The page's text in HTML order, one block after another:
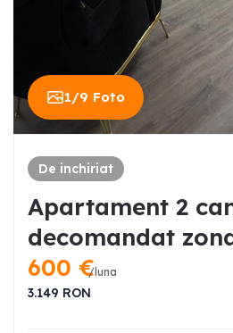
1/9 Foto
De inchiriat
Apartament 2
decomandat
600 €/luna
3.149 RON